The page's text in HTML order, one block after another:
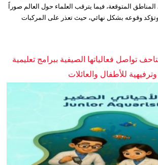
المتوقعة، فيما يترقب العلماء حول العالم صوراً
وقوعه بشكل نهائي، حيث تعذر على المركبات
تواصل فعالياتها الصيفية ببرامج تعليمية
وترفيهية للأطفال والعائلات